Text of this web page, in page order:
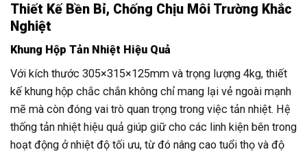
Thiết Kế Bền Bỉ, Chống Chịu Môi Trường Khắc
Nghiệt
Khung Hộp Tản Nhiệt Hiệu Quả
Với kích thước 305×315×125mm và trọng lượng 4kg, thiết
kế khung hộp chắc chắn không chỉ mang lại vẻ ngoài mạnh
mẽ mà còn đóng vai trò quan trọng trong việc tản nhiệt. Hệ
thống tản nhiệt hiệu quả giúp giữ cho các linh kiện bên trong
hoạt động ở nhiệt độ tối ưu, từ đó nâng cao tuổi thọ và độ